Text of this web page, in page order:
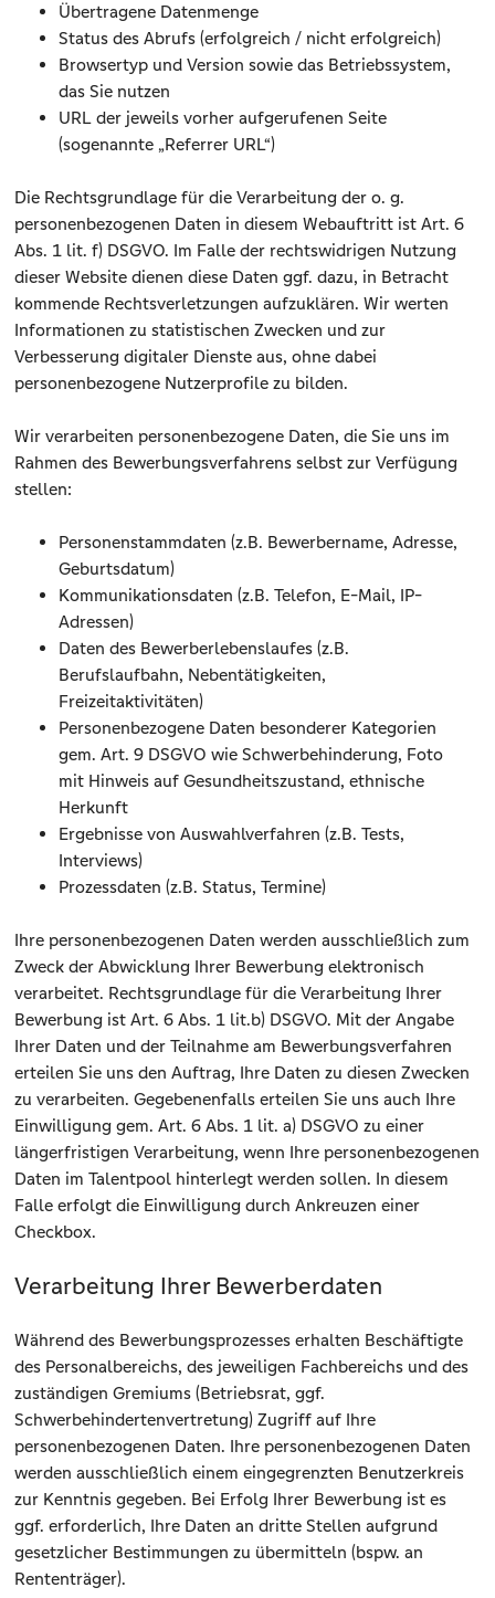
Übertragene Datenmenge
Status des Abrufs (erfolgreich / nicht erfolgreich)
Browsertyp und Version sowie das Betriebssystem,
das Sie nutzen
URL der jeweils vorher aufgerufenen Seite
(sogenannte „Referrer URL“)
Die Rechtsgrundlage für die Verarbeitung der o. g.
personenbezogenen Daten in diesem Webauftritt ist Art. 6
Abs. 1 lit. f) DSGVO. Im Falle der rechtswidrigen Nutzung
dieser Website dienen diese Daten ggf. dazu, in Betracht
kommende Rechtsverletzungen aufzuklären. Wir werten
Informationen zu statistischen Zwecken und zur
Verbesserung digitaler Dienste aus, ohne dabei
personenbezogene Nutzerprofile zu bilden.
Wir verarbeiten personenbezogene Daten, die Sie uns im
Rahmen des Bewerbungsverfahrens selbst zur Verfügung
stellen:
Personenstammdaten (z.B. Bewerbername, Adresse,
Geburtsdatum)
Kommunikationsdaten (z.B. Telefon, E-Mail, IP-
Adressen)
Daten des Bewerberlebenslaufes (z.B.
Berufslaufbahn, Nebentätigkeiten,
Freizeitaktivitäten)
Personenbezogene Daten besonderer Kategorien
gem. Art. 9 DSGVO wie Schwerbehinderung, Foto
mit Hinweis auf Gesundheitszustand, ethnische
Herkunft
Ergebnisse von Auswahlverfahren (z.B. Tests,
Interviews)
Prozessdaten (z.B. Status, Termine)
Ihre personenbezogenen Daten werden ausschließlich zum
Zweck der Abwicklung Ihrer Bewerbung elektronisch
verarbeitet. Rechtsgrundlage für die Verarbeitung Ihrer
Bewerbung ist Art. 6 Abs. 1 lit.b) DSGVO. Mit der Angabe
Ihrer Daten und der Teilnahme am Bewerbungsverfahren
erteilen Sie uns den Auftrag, Ihre Daten zu diesen Zwecken
zu verarbeiten. Gegebenenfalls erteilen Sie uns auch Ihre
Einwilligung gem. Art. 6 Abs. 1 lit. a) DSGVO zu einer
längerfristigen Verarbeitung, wenn Ihre personenbezogenen
Daten im Talentpool hinterlegt werden sollen. In diesem
Falle erfolgt die Einwilligung durch Ankreuzen einer
Checkbox.
Verarbeitung Ihrer Bewerberdaten
Während des Bewerbungsprozesses erhalten Beschäftigte
des Personalbereichs, des jeweiligen Fachbereichs und des
zuständigen Gremiums (Betriebsrat, ggf.
Schwerbehindertenvertretung) Zugriff auf Ihre
personenbezogenen Daten. Ihre personenbezogenen Daten
werden ausschließlich einem eingegrenzten Benutzerkreis
zur Kenntnis gegeben. Bei Erfolg Ihrer Bewerbung ist es
ggf. erforderlich, Ihre Daten an dritte Stellen aufgrund
gesetzlicher Bestimmungen zu übermitteln (bspw. an
Rententräger).